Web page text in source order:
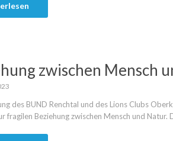
zwischen Mensch
des BUND Renchtal und des Lions Clubs
fragilen Beziehung zwischen Mensch und